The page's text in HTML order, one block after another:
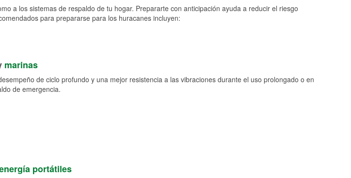
Conoce más
a los sistemas de respaldo de tu hogar. Prepararte con anticipación ayuda a reducir el riesgo
para prepararse para los huracanes incluyen:
marinas
de ciclo profundo y una mejor resistencia a las vibraciones durante el uso prolongado o en
de emergencia.
portátiles